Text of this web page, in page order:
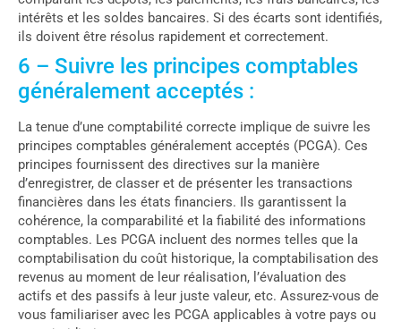
intérêts et les soldes bancaires. Si des écarts sont identifiés,
ils doivent être résolus rapidement et correctement.
6 – Suivre les principes comptables
généralement acceptés :
La tenue d’une comptabilité correcte implique de suivre les
principes comptables généralement acceptés (PCGA). Ces
principes fournissent des directives sur la manière
d’enregistrer, de classer et de présenter les transactions
financières dans les états financiers. Ils garantissent la
cohérence, la comparabilité et la fiabilité des informations
comptables. Les PCGA incluent des normes telles que la
comptabilisation du coût historique, la comptabilisation des
revenus au moment de leur réalisation, l’évaluation des
actifs et des passifs à leur juste valeur, etc. Assurez-vous de
vous familiariser avec les PCGA applicables à votre pays ou